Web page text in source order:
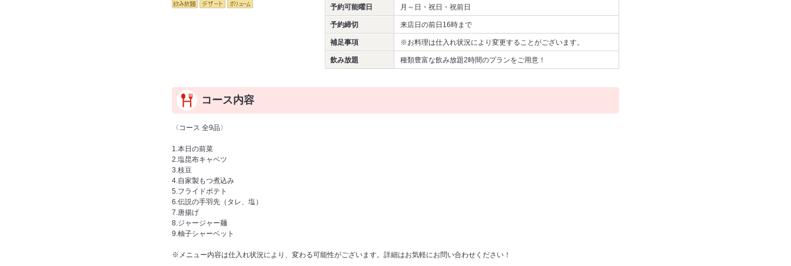
予約可能曜日 月～日・祝日・祝前日
予約締切 来店日の前日16時まで
補足事項 ※お料理は仕入れ状況により変更することがございます。
飲み放題 種類豊富な飲み放題2時間のプランをご用意！
コース内容
〈コース 全9品〉
1.本日の前菜
2.塩昆布キャベツ
3.枝豆
4.自家製もつ煮込み
5.フライドポテト
6.伝説の手羽先（タレ、塩）
7.唐揚げ
8.ジャージャー麺
9.柚子シャーベット
※メニュー内容は仕入れ状況により、変わる可能性がございます。詳細はお気軽にお問い合わせください！